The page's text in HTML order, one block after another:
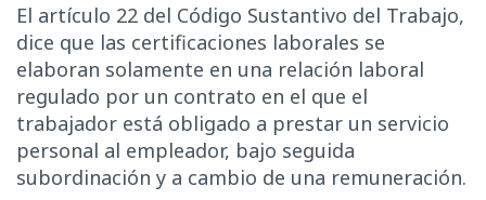
El artículo 22 del Código Sustantivo del Trabajo,
dice que las certificaciones laborales se
elaboran solamente en una relación laboral
regulado por un contrato en el que el
trabajador está obligado a prestar un servicio
personal al empleador, bajo seguida
subordinación y a cambio de una remuneración.